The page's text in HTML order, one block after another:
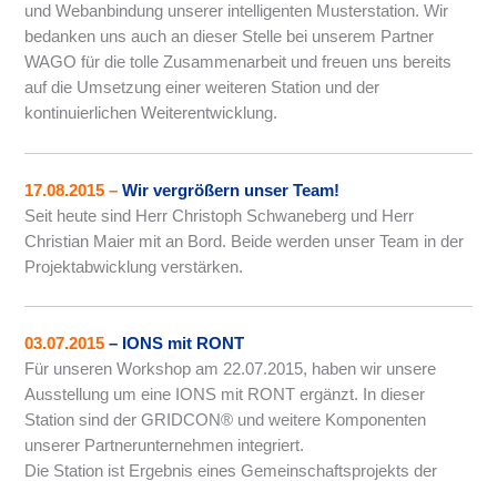
und Webanbindung unserer intelligenten Musterstation. Wir
bedanken uns auch an dieser Stelle bei unserem Partner
WAGO für die tolle Zusammenarbeit und freuen uns bereits
auf die Umsetzung einer weiteren Station und der
kontinuierlichen Weiterentwicklung.
17.08.2015– Wir vergrößern unser Team!
Seit heute sind Herr Christoph Schwaneberg und Herr
Christian Maier mit an Bord. Beide werden unser Team in der
Projektabwicklung verstärken.
03.07.2015 – IONS mit RONT
Für unseren Workshop am 22.07.2015, haben wir unsere
Ausstellung um eine IONS mit RONT ergänzt. In dieser
Station sind der GRIDCON® und weitere Komponenten
unserer Partnerunternehmen integriert.
Die Station ist Ergebnis eines Gemeinschaftsprojekts der